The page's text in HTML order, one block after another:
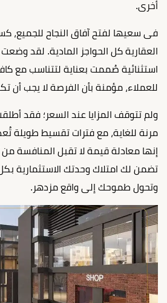
أخرى.
فى سعيها لفتح آفاق النجاح للجميع،
العقارية كل الحواجز المادية. لقد
استثنائية صُممت بعناية لتتناسب مع
للعملاء، مؤمنة بأن الفرصة لا يجب أن
ولم تتوقف المزايا عند السعر؛ فقد
مرنة للغاية، مع فترات تقسيط طويلة
إنها معادلة قيمة لا تقبل المنافسة
تضمن لك امتلاك وحدتك الاستثمارية
وتحول طموحك إلى واقع مزدهر.